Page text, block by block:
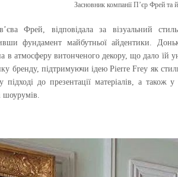
Засновник компанії П’єр Фрей та
Фрей, відповідала за візуальний
фундамент майбутньої айдентики.
в атмосферу витонченого декору, що дало їй
бренду, підтримуючи ідею Pierre Frey як
підході до презентації матеріалів, а
шоурумів.